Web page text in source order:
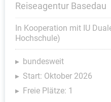
Reiseagentur Basedau
In Kooperation mit IU
Hochschule)
bundesweit
Start: Oktober 2026
Freie Plätze: 1